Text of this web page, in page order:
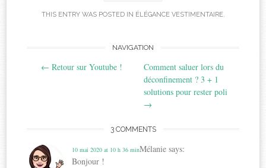
THIS ENTRY WAS POSTED IN ÉLÉGANCE VESTIMENTAIRE.
NAVIGATION
← Retour sur Youtube !
Comment saluer lors du
déconfinement ? 3 + 1
solutions pour rester poli
→
3 COMMENTS
Mélanie says:
10 mai 2020 at 10 h 36 min
Bonjour !